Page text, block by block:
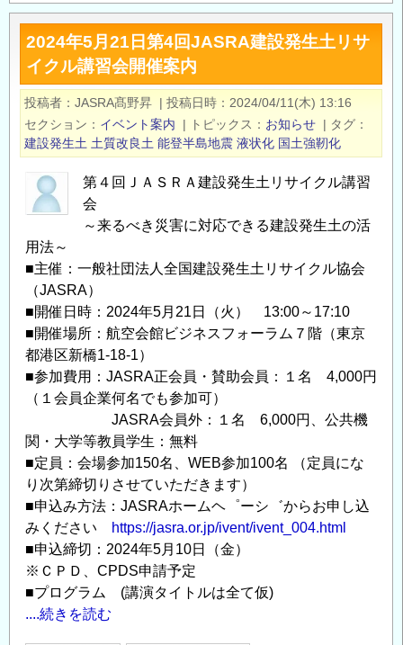
5
回
JASRA
建
設
発
生
土
リ
イ
ク
ル
講
習
会
開
催
内
の
2024年5月21日第4回JASRA建設発生土リサ
イクル講習会開催案内
投稿者 JASRA髙野昇 | 投稿日時
2024/04/11(木) 13:16
セクション
イベント案内 | トピックス お知らせ | タグ
建設発生土 土質改良土 能登半島地震 液状化 国土強靭化
第４回ＪＡＳＲＡ建設発生土リサイクル講習
会
～来るべき災害に対応できる建設発生土の活
用法～
■主催：一般社団法人全国建設発生土リサイクル協会
（JASRA）
■開催日時：2024年5月21日（火） 13:00～17:10
■開催場所：航空会館ビジネスフォーラム７階（東京
都港区新橋1-18-1）
■参加費用：JASRA正会員・賛助会員：１名 4,000円
（１会員企業何名でも参加可）
JASRA会員外：１名 6,000円、公共機
関・大学等教員学生：無料
■定員：会場参加150名、WEB参加100名 （定員にな
り次第締切りさせていただきます）
■申込み方法：JASRAホームヘ゜ーシ゛からお申し込
みください
https://jasra.or.jp/ivent/ivent_004.html
■申込締切：2024年5月10日（金）
※ＣＰＤ、CPDS申請予定
■プログラム (講演タイトルは全て仮)
....続きを読む